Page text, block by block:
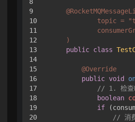
9
10
11
12
13
14
15
16
17
18
19
20
topic =
    )
public class
@Override
public void
// 1. 检查
boolean
if
// 消